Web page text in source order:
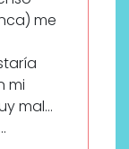
me
mi
mal…